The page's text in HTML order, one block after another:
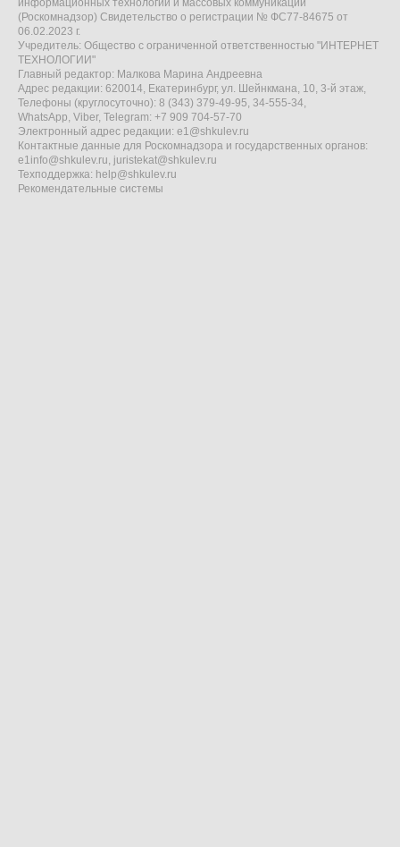
информационных технологий и массовых коммуникаций
(Роскомнадзор) Свидетельство о регистрации № ФС77-84675 от
06.02.2023 г.
Учредитель: Общество с ограниченной ответственностью "ИНТЕРНЕТ
ТЕХНОЛОГИИ"
Главный редактор: Малкова Марина Андреевна
Адрес редакции: 620014, Екатеринбург, ул. Шейнкмана, 10, 3-й этаж,
Телефоны (круглосуточно): 8 (343) 379-49-95, 34-555-34,
WhatsApp, Viber, Telegram: +7 909 704-57-70
Электронный адрес редакции: e1@shkulev.ru
Контактные данные для Роскомнадзора и государственных органов:
e1info@shkulev.ru, juristekat@shkulev.ru
Техподдержка: help@shkulev.ru
Рекомендательные системы